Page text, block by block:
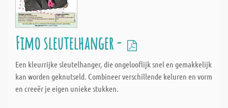
Fimo sleutelhanger -
Een kleurrijke sleutelhanger, die ongelooflijk snel en gemakkelijk
kan worden geknutseld. Combineer verschillende keluren en vorm
en creeër je eigen unieke stukken.